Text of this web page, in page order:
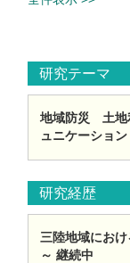
研究テーマ
地域防災 土
ュニケーショ
研究経歴
三陸地域にお
～ 継続中